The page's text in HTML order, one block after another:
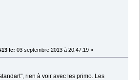
le: 03 septembre 2013 à 20:47:19 »
rien à voir avec les primo. Les